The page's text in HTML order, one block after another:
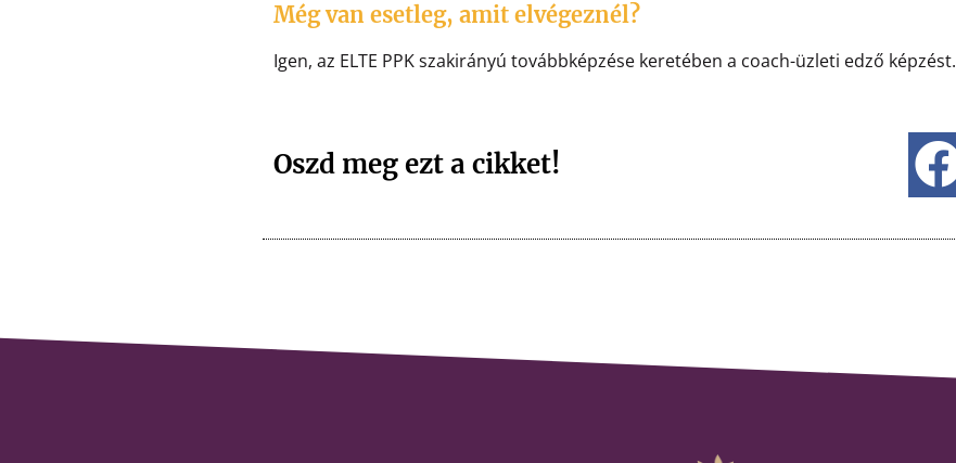
Még van esetleg, amit elvégeznél?
Igen, az ELTE PPK szakirányú továbbképzése keretében a coach-üzleti edző képzést.
Oszd meg ezt a cikket!